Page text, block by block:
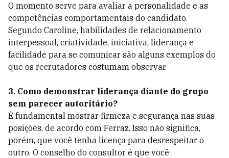
O momento serve para avaliar a personalidade e as
competências comportamentais do candidato.
Segundo Caroline, habilidades de relacionamento
interpessoal, criatividade, iniciativa, liderança e
facilidade para se comunicar são alguns exemplos do
que os recrutadores costumam observar.
3. Como demonstrar liderança diante do grupo
sem parecer autoritário?
É fundamental mostrar firmeza e segurança nas suas
posições, de acordo com Ferraz. Isso não significa,
porém, que você tenha licença para desrespeitar o
outro. O conselho do consultor é que você